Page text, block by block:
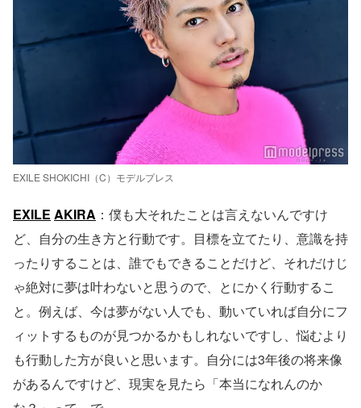
EXILE SHOKICHI（C）モデルプレス
EXILE AKIRA ：僕も大それたことは言えないんですけ
ど、自分の生き方と行動です。目標を立てたり、意識を持
ったりすることは、誰でもできることだけど、それだけじ
ゃ絶対に夢は叶わないと思うので、とにかく行動するこ
と。例えば、今は夢がない人でも、動いていれば自分にフ
ィットするものが見つかるかもしれないですし、悩むより
も行動した方が良いと思います。自分には3年後の将来像
があるんですけど、現実を見たら「本当になれんのか